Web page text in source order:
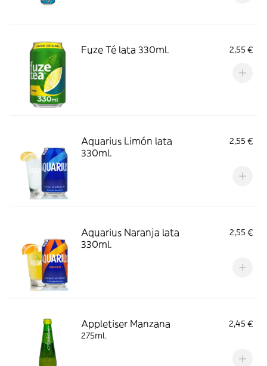
Fuze Té lata 330ml. 2,55 €
Aquarius Limón lata
330ml.
2,55 €
Aquarius Naranja lata
330ml.
2,55 €
Appletiser Manzana
2,45 €
275ml.